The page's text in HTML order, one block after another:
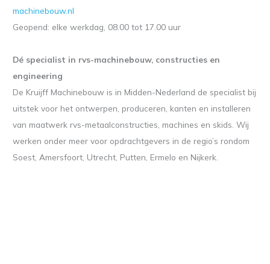
machinebouw.nl
Geopend: elke werkdag, 08.00 tot 17.00 uur
Dé specialist in rvs-machinebouw, constructies en
engineering
De Kruijff Machinebouw is in Midden-Nederland de specialist bij
uitstek voor het ontwerpen, produceren, kanten en installeren
van maatwerk rvs-metaalconstructies, machines en skids. Wij
werken onder meer voor opdrachtgevers in de regio’s rondom
Soest, Amersfoort, Utrecht, Putten, Ermelo en Nijkerk.